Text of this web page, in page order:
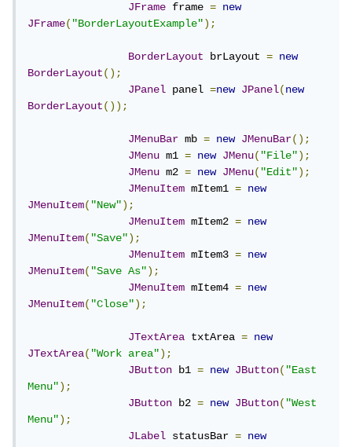
JFrame frame =
new
JFrame("BorderLayoutExample");
BorderLayout brLayout =
new
BorderLayout();
JPanel panel =new JPanel(new
BorderLayout());
JMenuBar mb = new JMenuBar();
JMenu m1 = new JMenu("File");
JMenu m2 = new JMenu("Edit");
JMenuItem mItem1 =
new
JMenuItem("New");
JMenuItem mItem2 =
new
JMenuItem("Save");
JMenuItem mItem3 =
new
JMenuItem("Save As");
JMenuItem mItem4 =
new
JMenuItem("Close");
JTextArea txtArea =
new
JTextArea("Work area");
JButton
b1 = new JButton("East
Menu");
JButton
b2 = new JButton("West
Menu");
JLabel statusBar =
new